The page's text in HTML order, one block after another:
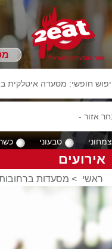
צמחוני טבעוני
אירועים
ראשי > מסעדות